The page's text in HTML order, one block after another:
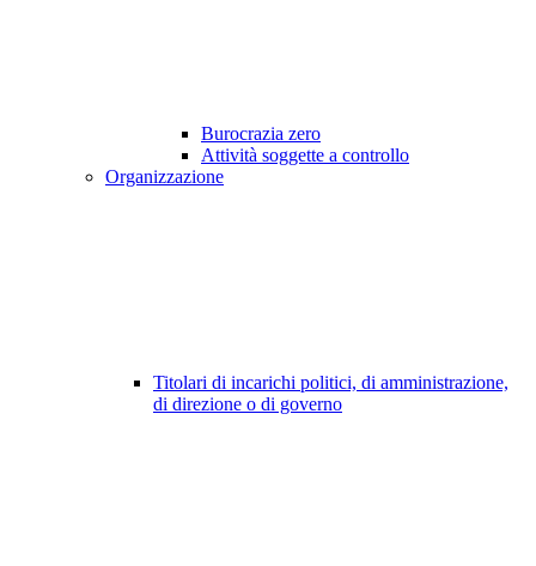
Burocrazia zero
Attività soggette a controllo
Organizzazione
Titolari di incarichi politici, di amministrazione,
di direzione o di governo